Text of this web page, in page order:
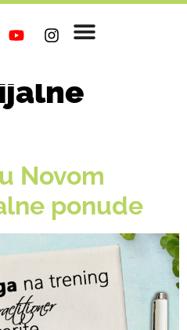
Novom
ponude